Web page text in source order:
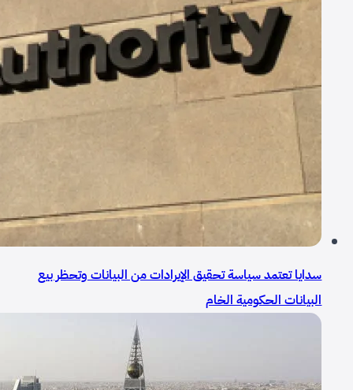
سدايا تعتمد سياسة تحقيق الإيرادات من البيانات وتحظر بيع
البيانات الحكومية الخام